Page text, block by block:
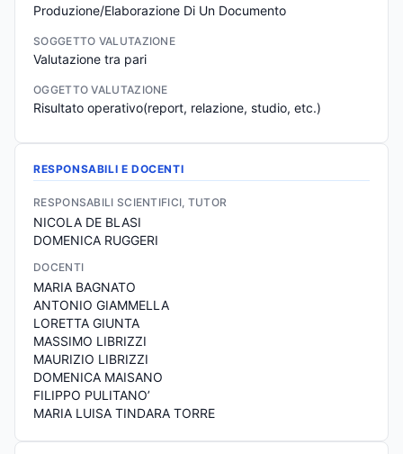
Produzione/Elaborazione Di Un Documento
SOGGETTO VALUTAZIONE
Valutazione tra pari
OGGETTO VALUTAZIONE
Risultato operativo(report, relazione, studio, etc.)
RESPONSABILI E DOCENTI
RESPONSABILI SCIENTIFICI, TUTOR
NICOLA DE BLASI
DOMENICA RUGGERI
DOCENTI
MARIA BAGNATO
ANTONIO GIAMMELLA
LORETTA GIUNTA
MASSIMO LIBRIZZI
MAURIZIO LIBRIZZI
DOMENICA MAISANO
FILIPPO PULITANO’
MARIA LUISA TINDARA TORRE